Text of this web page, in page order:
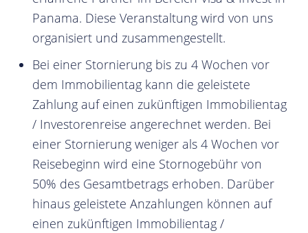
Panama. Diese Veranstaltung wird von uns
organisiert und zusammengestellt.
Bei einer Stornierung bis zu 4 Wochen vor
dem Immobilientag kann die geleistete
Zahlung auf einen zukünftigen Immobilientag
/ Investorenreise angerechnet werden. Bei
einer Stornierung weniger als 4 Wochen vor
Reisebeginn wird eine Stornogebühr von
50% des Gesamtbetrags erhoben. Darüber
hinaus geleistete Anzahlungen können auf
einen zukünftigen Immobilientag /